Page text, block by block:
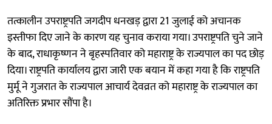
तत्कालीन उपराष्ट्रपति जगदीप धनखड़ द्वारा 21 जुलाई को अचानक
इस्तीफा दिए जाने के कारण यह चुनाव कराया गया। उपराष्ट्रपति चुने जाने
के बाद, राधाकृष्णन ने बृहस्पतिवार को महाराष्ट्र के राज्यपाल का पद छोड़
दिया। राष्ट्रपति कार्यालय द्वारा जारी एक बयान में कहा गया है कि राष्ट्रपति
मुर्मू ने गुजरात के राज्यपाल आचार्य देवव्रत को महाराष्ट्र के राज्यपाल का
अतिरिक्त प्रभार सौंपा है।